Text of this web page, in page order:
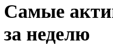
Самые
за неделю